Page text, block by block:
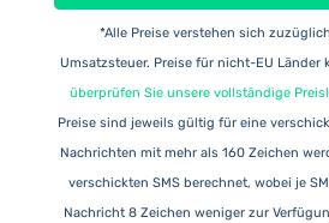
*Alle Preise verstehen sich
Umsatzsteuer. Preise für nicht-EU Länder
überprüfen Sie unsere vollständige
Preise sind jeweils gültig für eine
Nachrichten mit mehr als 160 Zeichen
verschickten SMS berechnet, wobei je
Nachricht 8 Zeichen weniger zur